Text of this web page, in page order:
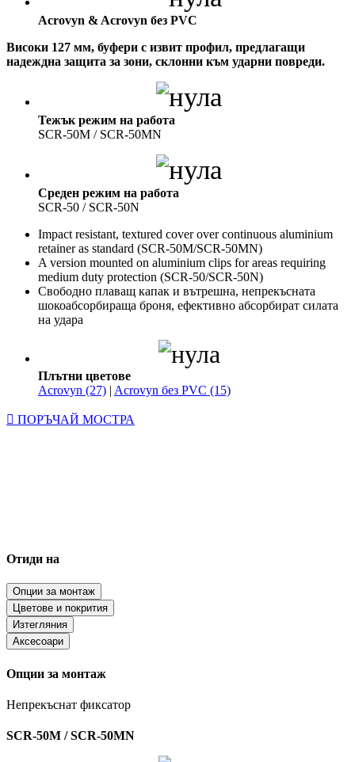
Acrovyn & Acrovyn без PVC
Високи 127 мм, буфери с извит профил, предлагащи
надеждна защита за зони, склонни към ударни повреди.
Тежък режим на работа
SCR-50M / SCR-50MN
Среден режим на работа
SCR-50 / SCR-50N
Impact resistant, textured cover over continuous aluminium
retainer as standard (SCR-50M/SCR-50MN)
A version mounted on aluminium clips for areas requiring
medium duty protection (SCR-50/SCR-50N)
Свободно плаващ капак и вътрешна, непрекъсната
шокоабсорбираща броня, ефективно абсорбират силата
на удара
Плътни цветове
Acrovyn (27) | Acrovyn без PVC (15)
ПОРЪЧАЙ МОСТРА
Отиди на
Опции за монтаж
Цветове и покрития
Изтегляния
Аксесоари
Опции за монтаж
Непрекъснат фиксатор
SCR-50M / SCR-50MN